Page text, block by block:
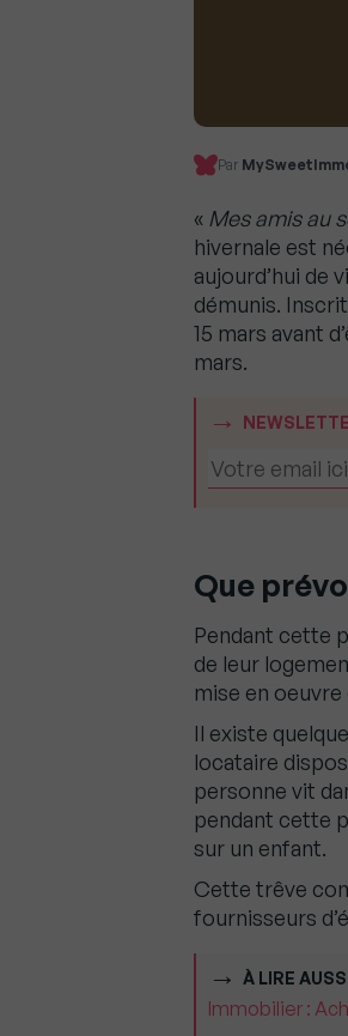
Par
« Mes amis au
hivernale est
aujourd’hui de
démunis.
15 mars avant
mars.
Que
Pendant cette
de leur
mise en
Il existe
locataire
personne vit
pendant cette
sur un enfant.
Cette trêve
fournisseurs
À LIRE
Immobilier :